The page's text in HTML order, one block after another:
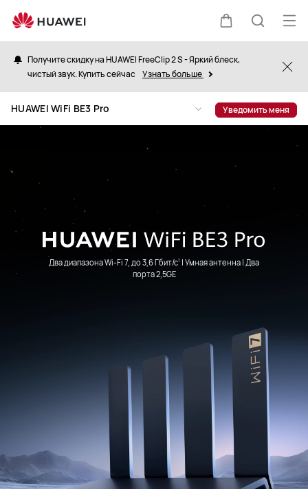
HUAWEI
WiFi
BE3
Щупальца
Поиск
сайту
Получите скидку на HUAWEI FreeClip 2 S - Яркий блеск,
чистый звук. Купить сейчас Узнать больше
HUAWEI WiFi BE3 Pro Уведомить меня
Два диапазона Wi-Fi 7, до 3,6 Гбит/с1 | Умная антенна | Два
порта 2,5GE